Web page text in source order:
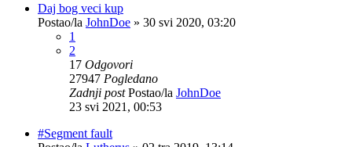
Daj bog veci kup
Postao/la JohnDoe » 30 svi 2020, 03:20
1
2
17 Odgovori
27947 Pogledano
Zadnji postPostao/la JohnDoe
23 svi 2021, 00:53
#Segment fault